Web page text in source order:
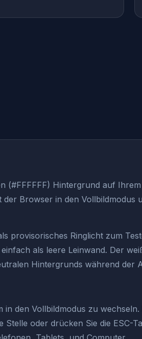
(#FFFFFF) Hintergrund auf
Browser in den Vollbildmodus
provisorisches Ringlicht zum
als leere Leinwand. Der
Hintergrunds während der
den Vollbildmodus zu
Stelle oder drücken Sie die ESC-